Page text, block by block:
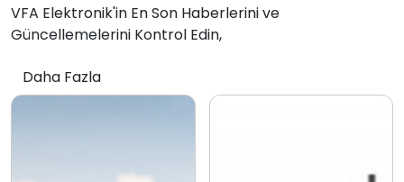
VFA Elektronik'in En Son Haberlerini ve
Güncellemelerini Kontrol Edin,
Daha Fazla